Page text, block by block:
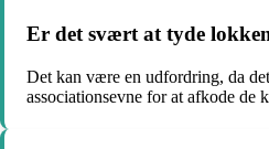
Er det svært at tyde
Det kan være en udfordring, da
associationsevne for at afkode de